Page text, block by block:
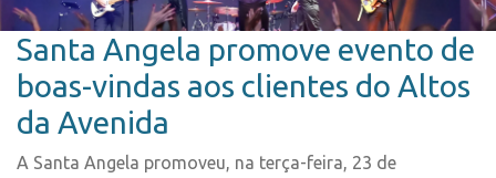
Santa Angela promove evento de
boas-vindas aos clientes do Altos
da Avenida
A Santa Angela promoveu, na terça-feira, 23 de